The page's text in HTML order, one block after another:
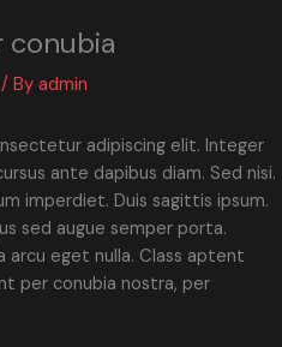
/ By admin
adipiscing elit. Integer
ante dapibus diam. Sed nisi.
imperdiet. Duis sagittis ipsum.
sed augue semper porta.
arcu eget nulla. Class aptent
per conubia nostra, per